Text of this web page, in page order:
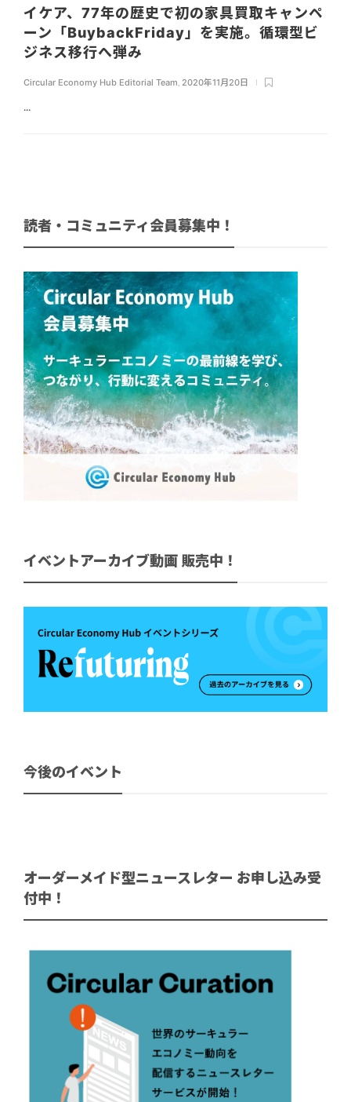
イケア、77年の歴史で初の家具買取キャンペ
ーン「BuybackFriday」を実施。循環型ビ
ジネス移行へ弾み
Circular Economy Hub Editorial Team 2020年11月20日
...
読者・コミュニティ会員募集中！
イベントアーカイブ動画 販売中！
今後のイベント
オーダーメイド型ニュースレター お申し込み受
付中！